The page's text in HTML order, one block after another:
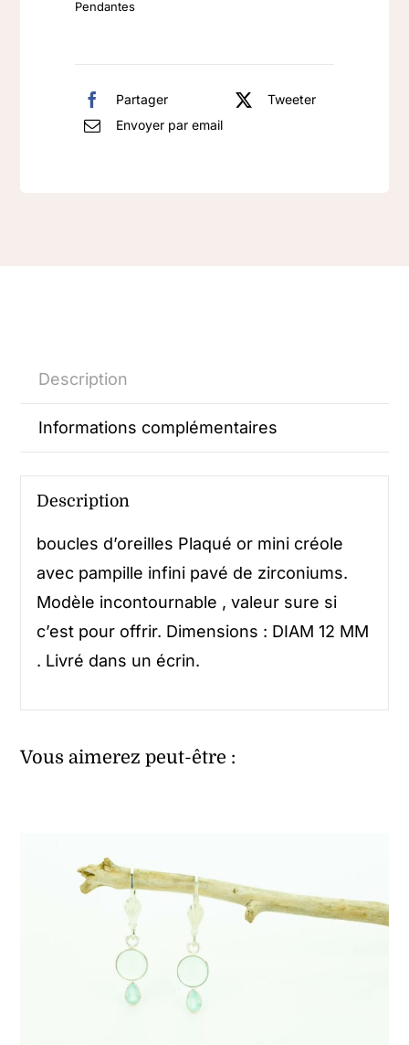
Pendantes
Partager
Tweeter
Envoyer par email
Description
Informations complémentaires
Description
boucles d’oreilles Plaqué or mini créole
avec pampille infini pavé de zirconiums.
Modèle incontournable , valeur sure si
c’est pour offrir. Dimensions : DIAM 12 MM
. Livré dans un écrin.
Vous aimerez peut-être :